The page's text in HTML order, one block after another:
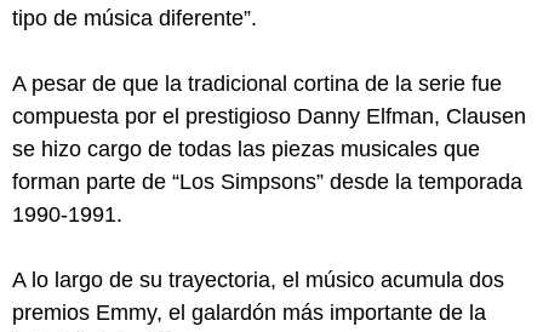
tipo de música diferente”.
A pesar de que la tradicional cortina de la serie fue
compuesta por el prestigioso Danny Elfman, Clausen
se hizo cargo de todas las piezas musicales que
forman parte de “Los Simpsons” desde la temporada
1990-1991.
A lo largo de su trayectoria, el músico acumula dos
premios Emmy, el galardón más importante de la